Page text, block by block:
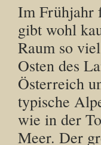
Im Frühjahr
gibt wohl
Raum so
Osten des
Österreich
typische
wie in der
Meer. Der